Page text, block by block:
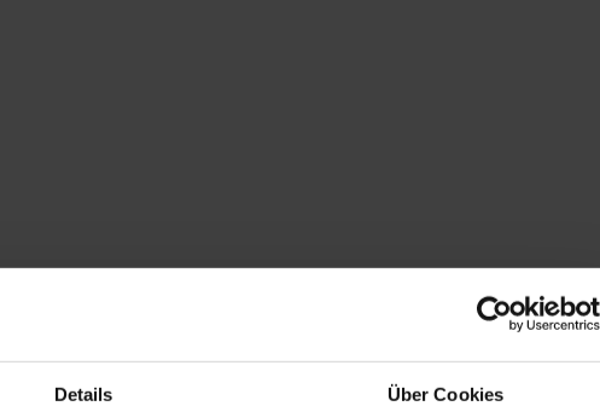
Details Über Cookies